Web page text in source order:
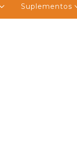
Suplementos